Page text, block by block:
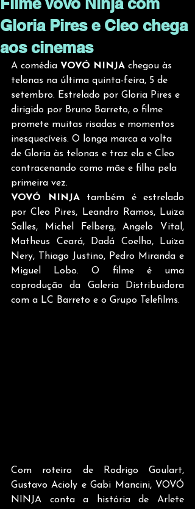
Gloria Pires e Cleo chega
aos cinemas
A comédia VOVÓ NINJA chegou às
telonas na última quinta-feira, 5 de
setembro. Estrelado por Gloria Pires e
dirigido por Bruno Barreto, o filme
promete muitas risadas e momentos
inesquecíveis. O longa marca a volta
de Gloria às telonas e traz ela e Cleo
contracenando como mãe e filha pela
primeira vez.
VOVÓ NINJA também é estrelado
por Cleo Pires, Leandro Ramos, Luiza
Salles, Michel Felberg, Angelo Vital,
Matheus Ceará, Dadá Coelho, Luiza
Nery, Thiago Justino, Pedro Miranda e
Miguel Lobo. O filme é uma
coprodução da Galeria Distribuidora
com a LC Barreto e o Grupo Telefilms.
Com roteiro de Rodrigo Goulart,
Gustavo Acioly e Gabi Mancini, VOVÓ
NINJA conta a história de Arlete